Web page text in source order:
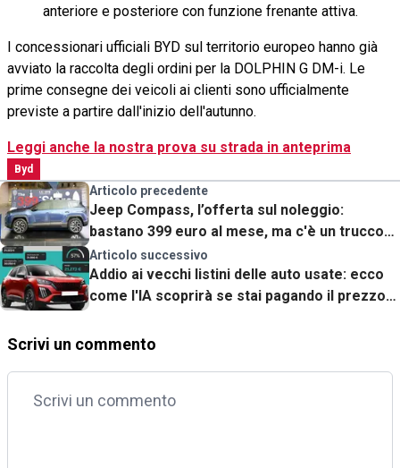
anteriore e posteriore con funzione frenante attiva.
I concessionari ufficiali BYD sul territorio europeo hanno già
avviato la raccolta degli ordini per la DOLPHIN G DM-i. Le
prime consegne dei veicoli ai clienti sono ufficialmente
previste a partire dall'inizio dell'autunno.
Leggi anche la nostra prova su strada in anteprima
Byd
Articolo precedente
Jeep Compass, l’offerta sul noleggio:
bastano 399 euro al mese, ma c'è un trucco
(digitale). Analisi dell’offerta
Articolo successivo
Addio ai vecchi listini delle auto usate: ecco
come l'IA scoprirà se stai pagando il prezzo
Scrivi un commento